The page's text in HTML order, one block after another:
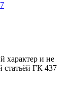
характер и не
статьёй ГК 437